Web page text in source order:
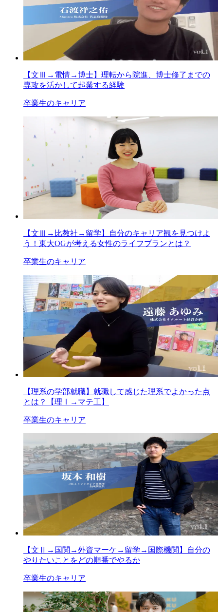
【文Ⅲ→電情→博士】理転から院進、博士修了までの
専攻を活かして起業する経験
卒業生のキャリア
【文Ⅲ→比教社→留学】自分のキャリア観を見つけよ
う！東大OGが考える女性のライフプランとは？
卒業生のキャリア
【理系の学部就職】就職して感じた理系でよかった点
とは？【理Ⅰ→マテ工】
卒業生のキャリア
【文Ⅱ→国関→外資マーケ→留学→国際機関】自分の
やりたいことをどの順番でやるか
卒業生のキャリア